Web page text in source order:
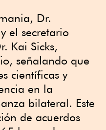
Dr.
el secretario
Kai Sicks,
señalando que
científicas y
en la
bilateral. Este
de acuerdos